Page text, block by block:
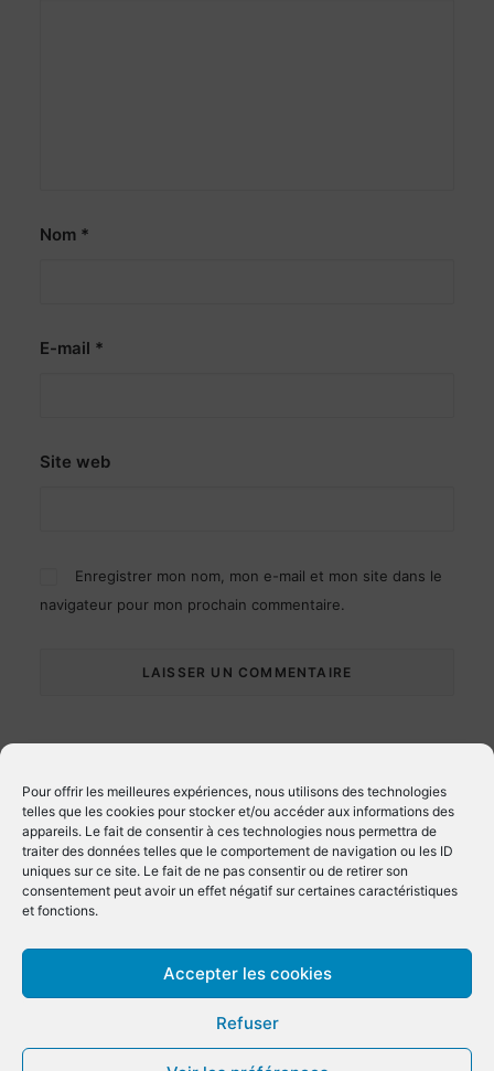
Pour offrir les meilleures expériences, nous utilisons des technologies
telles que les cookies pour stocker et/ou accéder aux informations des
appareils. Le fait de consentir à ces technologies nous permettra de
traiter des données telles que le comportement de navigation ou les ID
uniques sur ce site. Le fait de ne pas consentir ou de retirer son
consentement peut avoir un effet négatif sur certaines caractéristiques
et fonctions.
Accepter les cookies
Refuser
Nom *
E-mail *
Site web
Enregistrer mon nom, mon e-mail et mon site dans le
navigateur pour mon prochain commentaire.
Mentions légales et politique de confidentialité|